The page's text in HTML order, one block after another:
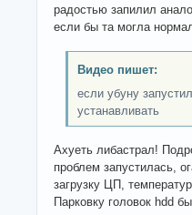
радостью запилил
если бы та могла
Видео пишет:
если убуну
устанавливать
Ахуеть либастрал!
проблем запустилась,
загрузку ЦП,
Парковку головок hdd